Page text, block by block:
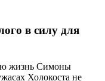
в силу для
жизнь Симоны
Холокоста не